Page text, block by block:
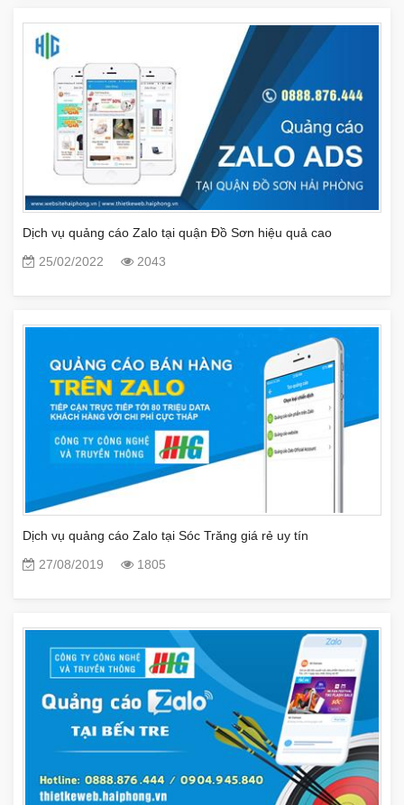
Dịch vụ quảng cáo Zalo tại quận Đồ Sơn hiệu quả cao
25/02/2022
2043
Dịch vụ quảng cáo Zalo tại Sóc Trăng giá rẻ uy tín
27/08/2019
1805